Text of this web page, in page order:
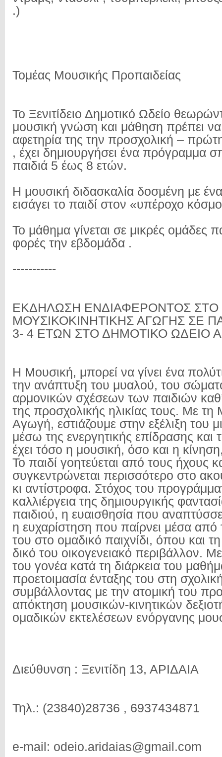
.)
Τομέας Μουσικής Προπαιδείας
Το Ξενιτίδειο Δημοτικό Ωδείο
μουσική γνώση και μάθηση πρέπει να
αφετηρία της την προσχολική –
, έχει δημιουργήσει ένα πρόγραμμα
παιδιά 5 έως 8 ετών.
Η μουσική διδασκαλία δοσμένη με ένα
εισάγει το παιδί στον «υπέροχο
Το μάθημα γίνεται σε μικρές ομάδες
φορές την εβδομάδα .
-----------
ΕΚΔΗΛΩΣΗ ΕΝΔΙΑΦΕΡΟΝΤΟΣ
ΜΟΥΣΙΚΟΚΙΝΗΤΙΚΗΣ ΑΓΩΓΗΣ ΣΕ
3- 4 ΕΤΩΝ ΣΤΟ ΔΗΜΟΤΙΚΟ ΩΔΕΙΟ
Η Μουσική, μπορεί να γίνει ένα
την ανάπτυξη του μυαλού, του
αρμονικών σχέσεων των παιδιών
της προσχολικής ηλικίας τους. Με τη
Αγωγή, εστιάζουμε στην εξέλιξη του
μέσω της ενεργητικής επίδρασης και
έχει τόσο η μουσική, όσο και η
Το παιδί γοητεύεται από τους ήχους
συγκεντρώνεται περισσότερο στο
κι αντίστροφα. Στόχος του
καλλιέργεια της δημιουργικής
παιδιού, η ευαισθησία που
η ευχαρίστηση που παίρνει μέσα από
του στο ομαδικό παιχνίδι, όπου και
δικό του οικογενειακό περιβάλλον.
του γονέα κατά τη διάρκεια του
προετοιμασία ένταξης του στη
συμβάλλοντας με την ατομική του
απόκτηση μουσικών-κινητικών
ομαδικών εκτελέσεων ενόργανης
Διεύθυνση : Ξενιτίδη 13, ΑΡΙΔΑΙΑ
Τηλ.: (23840)28736 , 6937434871
e-mail: odeio.aridaias@gmail.com